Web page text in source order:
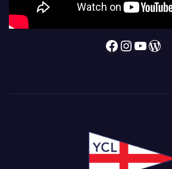
Facebook Instagram YouTube WordPress